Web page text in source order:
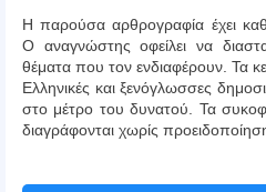
Η παρούσα αρθρογραφία έχει
Ο αναγνώστης οφείλει να
θέματα που τον ενδιαφέρουν. Τα
Ελληνικές και ξενόγλωσσες
στο μέτρο του δυνατού. Τα
διαγράφονται χωρίς